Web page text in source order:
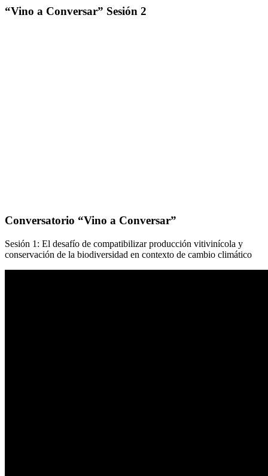
“Vino a Conversar” Sesión 2
Conversatorio “Vino a Conversar”
Sesión 1: El desafío de compatibilizar producción vitivinícola y
conservación de la biodiversidad en contexto de cambio climático